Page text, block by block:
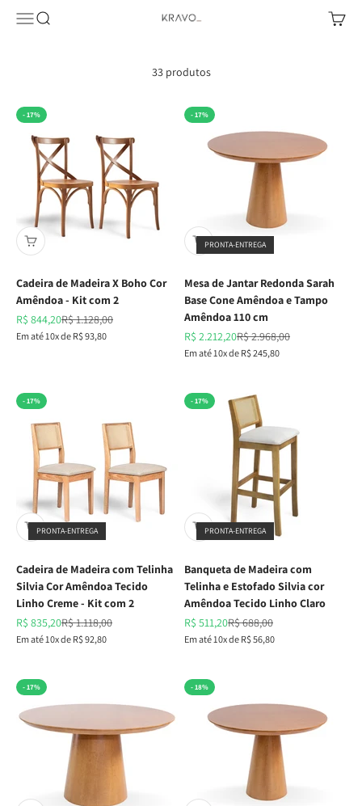
Pular para o conteúdo
Abrir menu de navegação
Abrir pesquisa KRAVO urban design Abrir
33 produtos
- 17%
Cadeira de Madeira X Boho Cor
Amêndoa - Kit com 2
Preço promocional
R$ 844,20Preço normal
R$ 1.128,00
Em até 10x de R$ 93,80
- 17%
PRONTA-ENTREGA
Mesa de Jantar Redonda Sarah
Base Cone Amêndoa e Tampo
Amêndoa 110 cm
Preço promocional
R$ 2.212,20Preço normal
R$ 2.968,00
Em até 10x de R$ 245,80
- 17%
PRONTA-ENTREGA
Cadeira de Madeira com Telinha
Silvia Cor Amêndoa Tecido
Linho Creme - Kit com 2
Preço promocional
R$ 835,20Preço normal
R$ 1.118,00
Em até 10x de R$ 92,80
- 17%
PRONTA-ENTREGA
Banqueta de Madeira com
Telinha e Estofado Silvia cor
Amêndoa Tecido Linho Claro
Preço promocional
R$ 511,20Preço normal
R$ 688,00
Em até 10x de R$ 56,80
- 17% - 18%